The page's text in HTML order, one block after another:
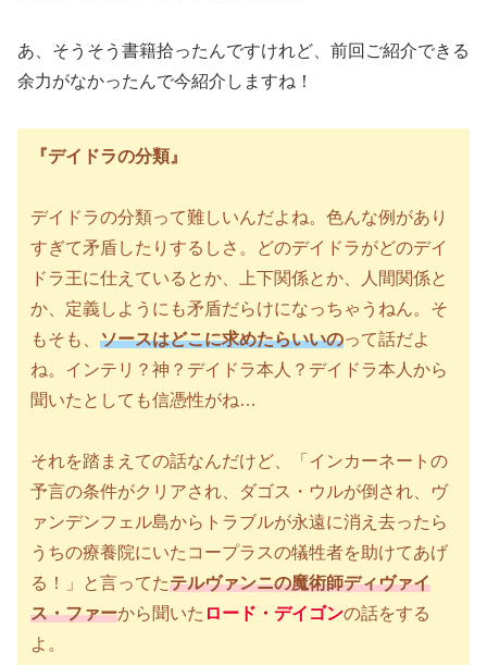
あ、そうそう書籍拾ったんですけれど、前回ご紹介できる
余力がなかったんで今紹介しますね！
『デイドラの分類』
デイドラの分類って難しいんだよね。色んな例があり
すぎて矛盾したりするしさ。どのデイドラがどのデイ
ドラ王に仕えているとか、上下関係とか、人間関係と
か、定義しようにも矛盾だらけになっちゃうねん。そ
もそも、 ソースはどこに求めたらいいのって話だよ
ね。インテリ？神？デイドラ本人？デイドラ本人から
聞いたとしても信憑性がね…
それを踏まえての話なんだけど、「インカーネートの
予言の条件がクリアされ、ダゴス・ウルが倒され、ヴ
ァンデンフェル島からトラブルが永遠に消え去ったら
うちの療養院にいたコープラスの犠牲者を助けてあげ
る！」と言ってたテルヴァンニの魔術師ディヴァイ
ス・ファーから聞いた ロード・デイゴンの話をする
よ。